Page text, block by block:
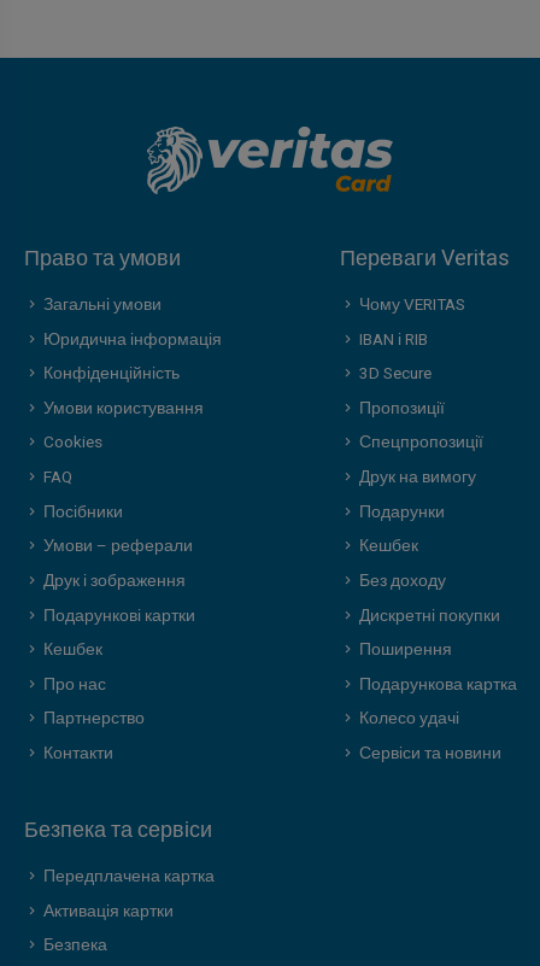
Право та умови
Загальні умови
Юридична інформація
Конфіденційність
Умови користування
Cookies
FAQ
Посібники
Умови – реферали
Друк і зображення
Подарункові картки
Кешбек
Про нас
Партнерство
Контакти
Переваги Veritas
Чому VERITAS
IBAN і RIB
3D Secure
Пропозиції
Спецпропозиції
Друк на вимогу
Подарунки
Кешбек
Без доходу
Дискретні покупки
Поширення
Подарункова картка
Колесо удачі
Сервіси та новини
Безпека та сервіси
Передплачена картка
Активація картки
Безпека